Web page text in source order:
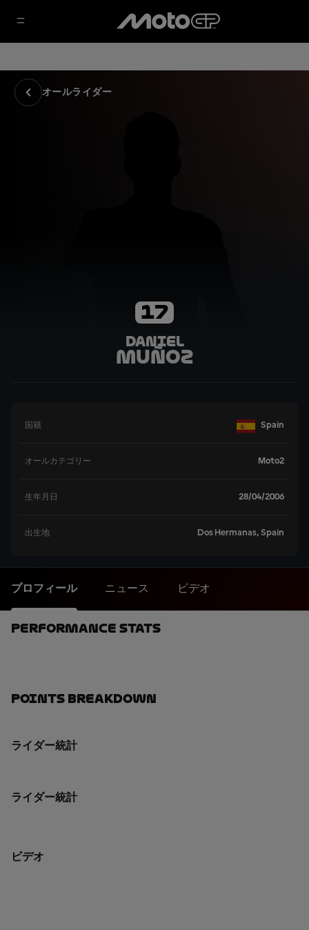
オールライダー
17
Daniel
Muñoz
国籍 Spain
オールカテゴリー Moto2
生年月日 28/04/2006
出生地 Dos Hermanas, Spain
プロフィール ニュース ビデオ
Performance Stats
Points Breakdown
ライダー統計
ライダー統計
ビデオ